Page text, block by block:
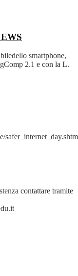
smartphone,
2.1 e con la L.
contattare tramite